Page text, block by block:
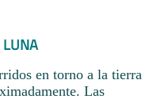
LUNA
en torno a la tierra
Las